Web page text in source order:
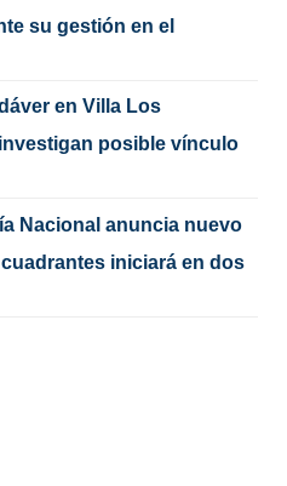
su gestión en el
en Villa Los
posible vínculo
Nacional anuncia nuevo
iniciará en dos